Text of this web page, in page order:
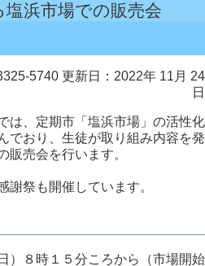
塩浜市場での販売会
5740 更新日：2022年 11月 24
日
は、定期市「塩浜市場」の活性化
でおり、生徒が取り組み内容を発
販売会を行います。
祭も開催しています。
）８時１５分ころから（市場開始